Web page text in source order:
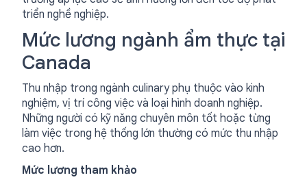
triển nghề nghiệp.
Mức lương ngành ẩm thực tại
Canada
Thu nhập trong ngành culinary phụ thuộc vào kinh
nghiệm, vị trí công việc và loại hình doanh nghiệp.
Những người có kỹ năng chuyên môn tốt hoặc từng
làm việc trong hệ thống lớn thường có mức thu nhập
cao hơn.
Mức lương tham khảo